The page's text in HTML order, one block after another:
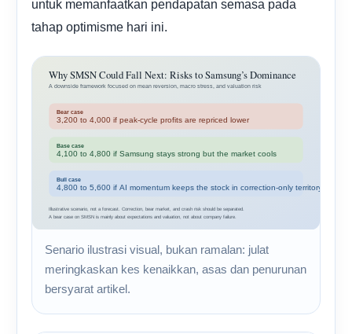
untuk memanfaatkan pendapatan semasa pada
tahap optimisme hari ini.
Senario ilustrasi visual, bukan ramalan: julat
meringkaskan kes kenaikkan, asas dan penurunan
bersyarat artikel.